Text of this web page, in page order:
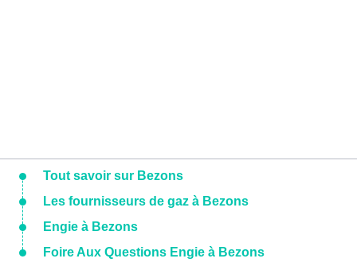
Tout savoir sur Bezons
Les fournisseurs de gaz à Bezons
Engie à Bezons
Foire Aux Questions Engie à Bezons